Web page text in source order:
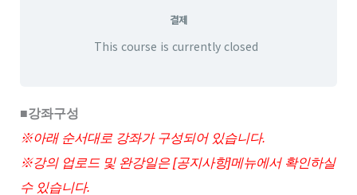
결제
This course is currently closed
■강좌구성
※아래 순서대로 강좌가 구성되어 있습니다.
※강의 업로드 및 완강일은 [공지사항]메뉴에서 확인하실
수 있습니다.